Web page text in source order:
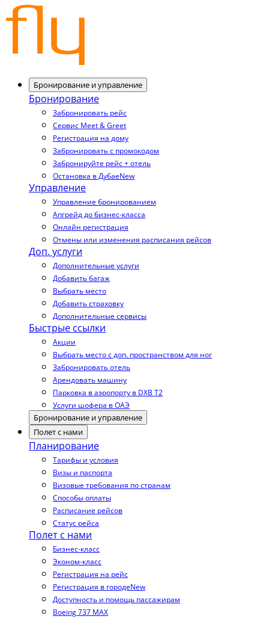
Бронирование и управление
Бронирование
Забронировать рейс
Сервис Meet & Greet
Регистрация на дому
Забронировать с промокодом
Забронируйте рейс + отель
Остановка в ДубаеNew
Управление
Управление бронированием
Апгрейд до бизнес-класса
Онлайн регистрация
Отмены или изменения расписания рейсов
Доп. услуги
Дополнительные услуги
Добавить багаж
Выбрать место
Добавить страховку
Дополнительные сервисы
Быстрые ссылки
Акции
Выбрать место с доп. пространством для ног
Забронировать отель
Арендовать машину
Парковка в аэропорту в DXB T2
Услуги шофера в ОАЭ
Бронирование и управление
Полет с нами
Планирование
Тарифы и условия
Визы и паспорта
Визовые требования по странам
Способы оплаты
Расписание рейсов
Статус рейса
Полет с нами
Бизнес-класс
Эконом-класс
Регистрация на рейс
Регистрация в городеNew
Доступность и помощь пассажирам
Boeing 737 MAX